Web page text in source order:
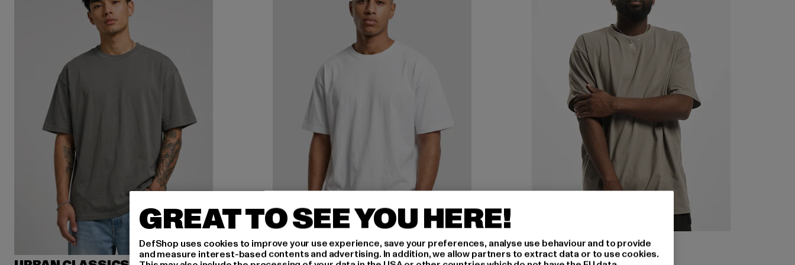
URBAN CLASSICS
Heavy Oversized
GREAT TO SEE YOU HERE!
DefShop uses cookies to improve your use experience, save your preferences, analyse use behaviour and to provide
and measure interest-based contents and advertising. In addition, we allow partners to extract data or to use cookies.